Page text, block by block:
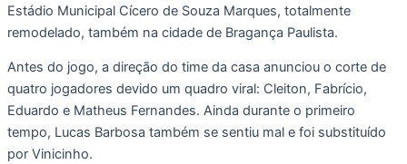
Estádio Municipal Cícero de Souza Marques, totalmente
remodelado, também na cidade de Bragança Paulista.
Antes do jogo, a direção do time da casa anunciou o corte de
quatro jogadores devido um quadro viral: Cleiton, Fabrício,
Eduardo e Matheus Fernandes. Ainda durante o primeiro
tempo, Lucas Barbosa também se sentiu mal e foi substituído
por Vinicinho.